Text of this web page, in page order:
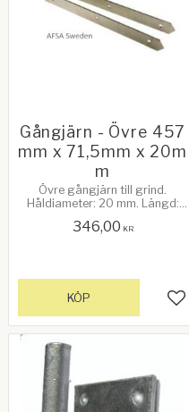
Gångjärn - Övre 457
mm x 71,5mm x 20m
m
Övre gångjärn till grind.
Håldiameter: 20 mm. Längd:
gafflarna: 71,5 mm.
346,00 KR
KÖP